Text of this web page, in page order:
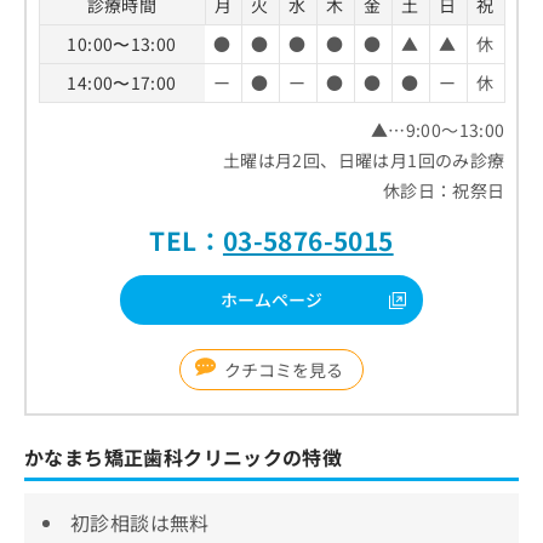
診療時間 月 火 水 木 金 土 日
祝
10:00〜13:00
● ● ● ● ● ▲ ▲
休
14:00〜17:00
ー ● ー ● ● ● ー
休
▲…9:00～13:00
土曜は月2回、日曜は月1回のみ診療
休診日：祝祭日
TEL： 03-5876-5015
ホームページ
クチコミを見る
かなまち矯正歯科クリニックの特徴
初診相談は無料